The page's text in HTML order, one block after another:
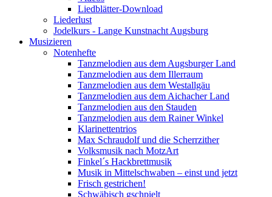
Liedblätter-Download
Liederlust
Jodelkurs - Lange Kunstnacht Augsburg
Musizieren
Notenhefte
Tanzmelodien aus dem Augsburger Land
Tanzmelodien aus dem Illerraum
Tanzmelodien aus dem Westallgäu
Tanzmelodien aus dem Aichacher Land
Tanzmelodien aus den Stauden
Tanzmelodien aus dem Rainer Winkel
Klarinettentrios
Max Schraudolf und die Scherrzither
Volksmusik nach MotzArt
Finkel´s Hackbrettmusik
Musik in Mittelschwaben – einst und jetzt
Frisch gestrichen!
Schwäbisch gschpielt